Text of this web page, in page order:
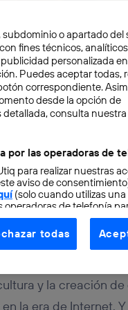
y la creación
la era de Internet. Y
o apartado del
fines técnicos,
personalizada
Puedes aceptar todas,
correspondiente.
desde la opción de
consulta nuestra
por las operadoras de
para realizar nuestras
aviso de
(solo cuando utilizas una
operadoras de telefonía
prioridad
de cliente de
teléfono móvil).
todas